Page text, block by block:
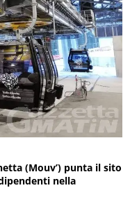
(Mouv’) punta il sito
nella